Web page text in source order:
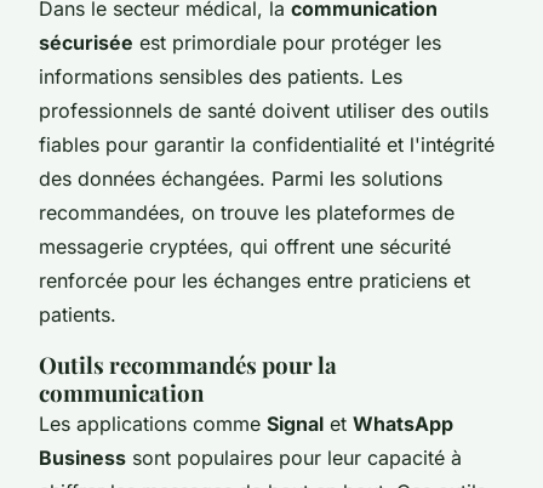
Dans le secteur médical, la communication
sécurisée est primordiale pour protéger les
informations sensibles des patients. Les
professionnels de santé doivent utiliser des outils
fiables pour garantir la confidentialité et l'intégrité
des données échangées. Parmi les solutions
recommandées, on trouve les plateformes de
messagerie cryptées, qui offrent une sécurité
renforcée pour les échanges entre praticiens et
patients.
Outils recommandés pour la
communication
Les applications comme Signal et WhatsApp
Business sont populaires pour leur capacité à